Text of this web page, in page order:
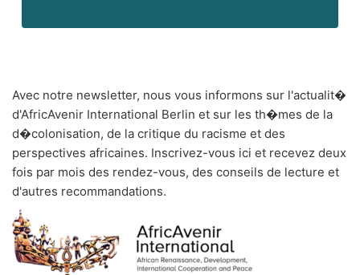
Avec notre newsletter, nous vous informons sur l'actualit�
d'AfricAvenir International Berlin et sur les th�mes de la
d�colonisation, de la critique du racisme et des
perspectives africaines. Inscrivez-vous ici et recevez deux
fois par mois des rendez-vous, des conseils de lecture et
d'autres recommandations.